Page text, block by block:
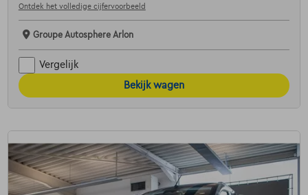
Ontdek het volledige cijfervoorbeeld
Groupe Autosphere Arlon
Vergelijk
Bekijk wagen